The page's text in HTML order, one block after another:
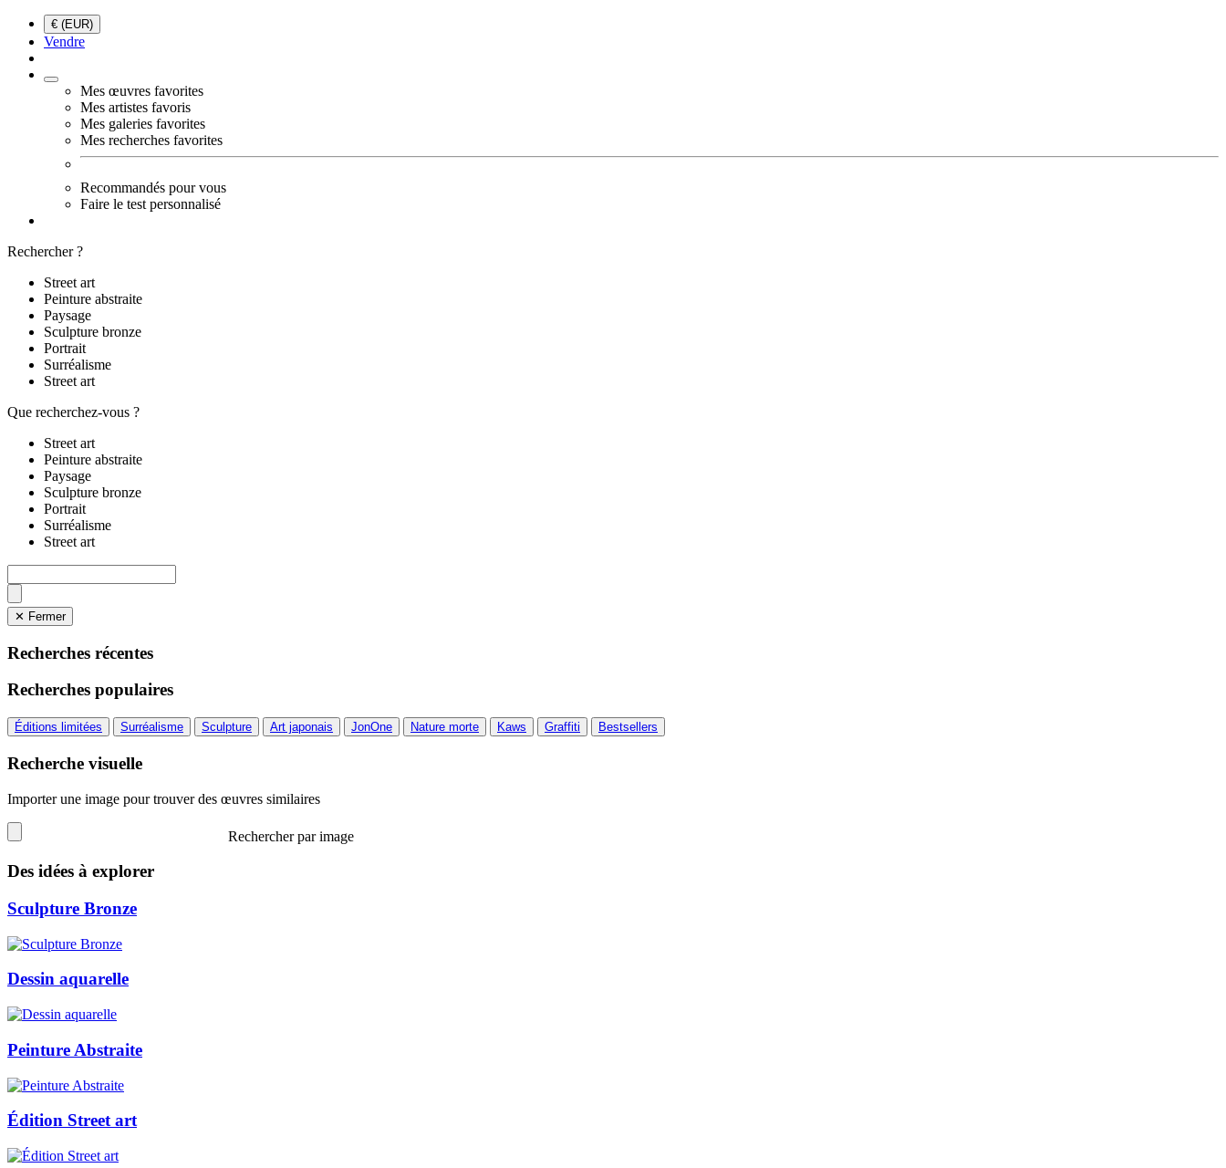
€ (EUR)
Vendre
Mes œuvres favorites
Mes artistes favoris
Mes galeries favorites
Mes recherches favorites
Recommandés pour vous
Faire le test personnalisé
Rechercher ?
Street art
Peinture abstraite
Paysage
Sculpture bronze
Portrait
Surréalisme
Street art
Que recherchez-vous ?
Street art
Peinture abstraite
Paysage
Sculpture bronze
Portrait
Surréalisme
Street art
✕ Fermer
Recherches récentes
Recherches populaires
Éditions limitées Surréalisme Sculpture Art japonais JonOne Nature morte Kaws Graffiti Bestsellers
Recherche visuelle
Importer une image pour trouver des œuvres similaires
Rechercher par image
Des idées à explorer
Sculpture Bronze
Dessin aquarelle
Peinture Abstraite
Édition Street art